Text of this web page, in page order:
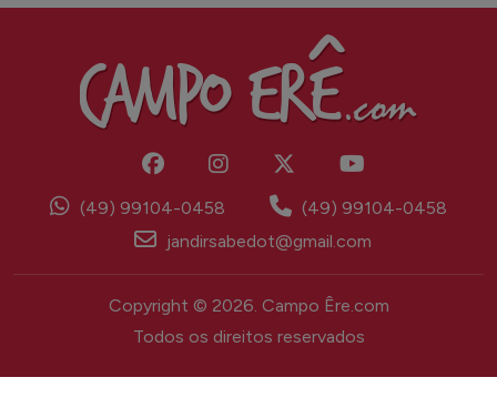
(49) 99104-0458
(49) 99104-0458
jandirsabedot@gmail.com
Copyright © 2026. Campo Êre.com
Todos os direitos reservados